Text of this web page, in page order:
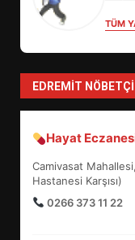
TÜM
EDREMIT
Hayat
Camivasat
Hastanesi Karşısı)
0266 373 11 22
4
5